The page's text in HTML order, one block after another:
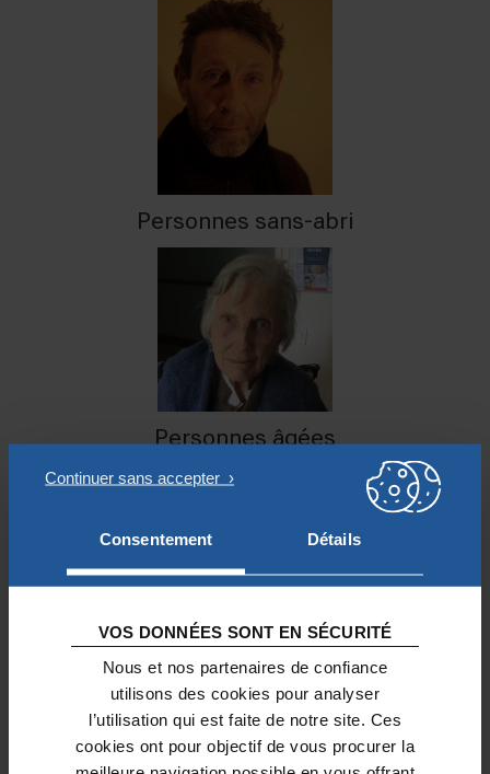
Consentement Détails
VOS DONNÉES SONT EN SÉCURITÉ
Nous et nos partenaires de confiance
utilisons des cookies pour analyser
l’utilisation qui est faite de notre site. Ces
cookies ont pour objectif de vous procurer la
Personnes sans-abri
Personnes âgées
VOTRE PROJET EST :
Fondé sur un besoin observé sur le
terrain ;
Complémentaire de projets menés
par des associations partenaires ;
En lien avec les paroisses